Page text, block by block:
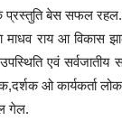
बेस सफल रहल.
राय आ विकास
एवं
ओ कार्यकर्ता लोकनि
गेल.